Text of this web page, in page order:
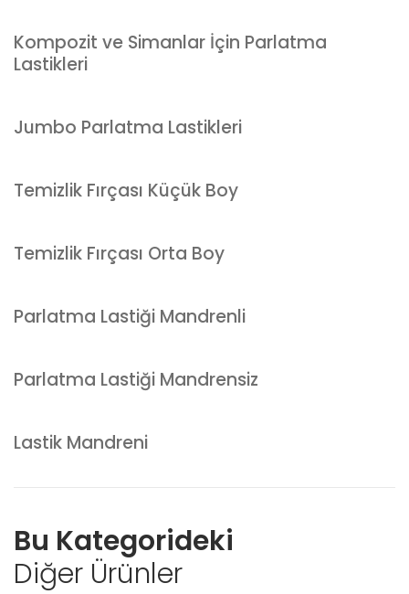
Kompozit ve Simanlar İçin Parlatma
Lastikleri
Jumbo Parlatma Lastikleri
Temizlik Fırçası Küçük Boy
Temizlik Fırçası Orta Boy
Parlatma Lastiği Mandrenli
Parlatma Lastiği Mandrensiz
Lastik Mandreni
Bu Kategorideki
Diğer Ürünler